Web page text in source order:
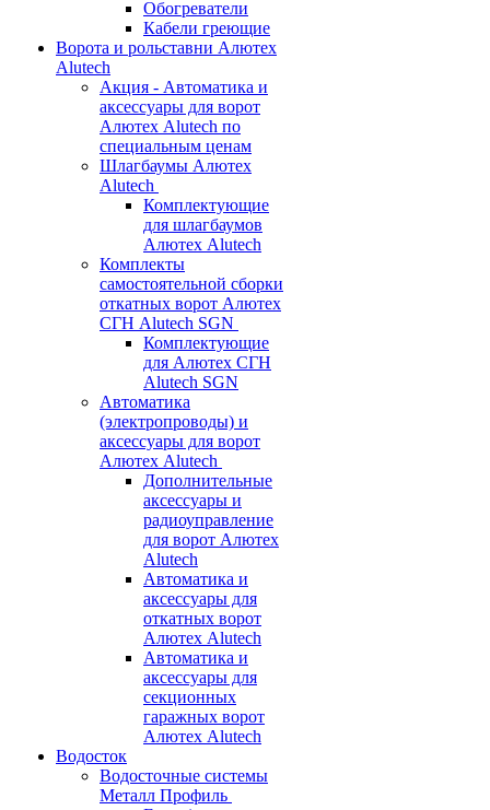
Обогреватели
Кабели греющие
Ворота и рольставни Алютех
Alutech
Акция - Автоматика и
аксессуары для ворот
Алютех Alutech по
специальным ценам
Шлагбаумы Алютех
Alutech
Комплектующие
для шлагбаумов
Алютех Alutech
Комплекты
самостоятельной сборки
откатных ворот Алютех
СГН Alutech SGN
Комплектующие
для Алютех СГН
Alutech SGN
Автоматика
(электропроводы) и
аксессуары для ворот
Алютех Alutech
Дополнительные
аксессуары и
радиоуправление
для ворот Алютех
Alutech
Автоматика и
аксессуары для
откатных ворот
Алютех Alutech
Автоматика и
аксессуары для
секционных
гаражных ворот
Алютех Alutech
Водосток
Водосточные системы
Металл Профиль